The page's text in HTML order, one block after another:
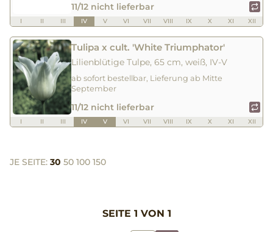
11/12 nicht lieferbar
I II III IV V VI VII VIII IX X XI XII
Tulipa x cult. 'White Triumphator'
Lilienblütige Tulpe, 65 cm, weiß, IV-V
ab sofort bestellbar, Lieferung ab Mitte
September
11/12 nicht lieferbar
I II III IV V VI VII VIII IX X XI XII
JE SEITE: 30 50 100 150
SEITE 1 VON 1